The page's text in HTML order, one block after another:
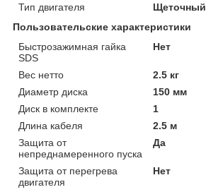
Тип двигателя
Щеточный
Пользовательские характеристики
Быстрозажимная гайка
SDS
Нет
Вес нетто
2.5 кг
Диаметр диска
150 мм
Диск в комплекте
1
Длина кабеля
2.5 м
Защита от
непреднамеренного пуска
Да
Защита от перегрева
двигателя
Нет